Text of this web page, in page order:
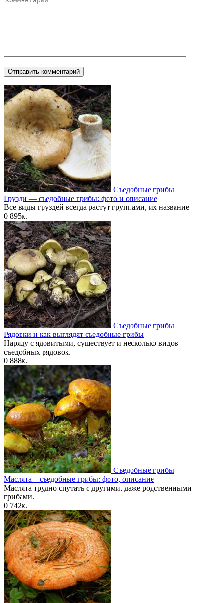
Съедобные грибы
Грузди — съедобные грибы: фото и описание
Все виды груздей всегда растут группами, их название
0 895к.
Съедобные грибы
Рядовки и как выглядят съедобные грибы
Наряду с ядовитыми, существует и несколько видов
съедобных рядовок.
0 888к.
Съедобные грибы
Маслята – съедобные грибы: фото, описание
Маслята трудно спутать с другими, даже родственными
грибами.
0 742к.